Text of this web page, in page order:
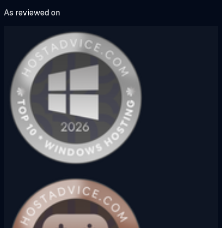
As reviewed on